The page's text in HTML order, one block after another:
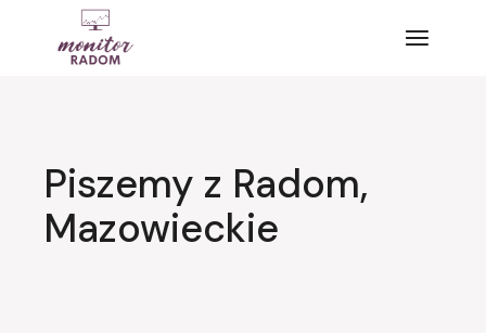
Piszemy z Radom,
Mazowieckie